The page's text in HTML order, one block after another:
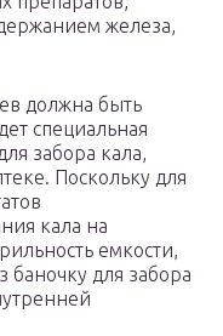
железа,
должна быть
специальная
забора кала,
Поскольку для
кала на
емкости,
для забора